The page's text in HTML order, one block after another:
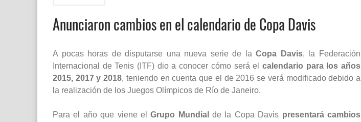
Anunciaron cambios en el calendario de Copa Davis
A pocas horas de disputarse una nueva serie de laCopa Davis, la Federación
Internacional de Tenis (ITF) dio a conocer cómo será el calendario para los años
2015, 2017 y 2018, teniendo en cuenta que el de 2016 se verá modificado debido a
la realización de los Juegos Olímpicos de Río de Janeiro.
Para el año que viene elGrupo Mundial de la Copa Davis presentará cambios